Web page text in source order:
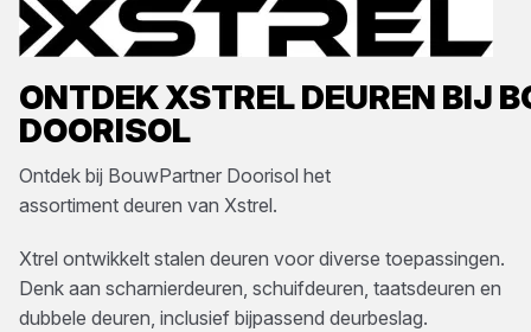
ONTDEKXSTRELDEUREN BIJ
DOORISOL
Ontdek bij BouwPartner Doorisol het
assortiment deuren van Xstrel.
Xtrel ontwikkelt stalen deuren voor diverse toepassingen.
Denk aan scharnierdeuren, schuifdeuren, taatsdeuren en
dubbele deuren, inclusief bijpassend deurbeslag.